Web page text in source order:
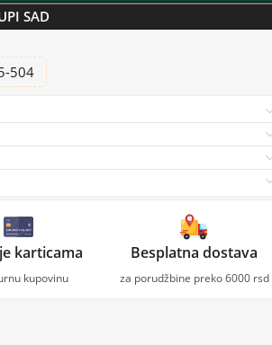
SAD
504
karticama
kupovinu
Besplatna dostava
za porudžbine preko 6000 rsd